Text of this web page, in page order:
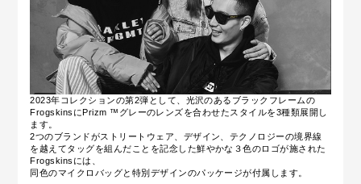
2023年コレクションの第2弾として、光沢のあるブラックフレームの
FrogskinsにPrizm ™グレーのレンズを合わせたスタイルを3種類展開し
ます。
2つのブランドがストリートウェア、デザイン、テクノロジーの境界線
を越えてタッグを組んだことを記念した鮮やかな３色のロゴが施された
Frogskinsには、
同色のマイクロバッグと特別デザインのパッケージが付属します。